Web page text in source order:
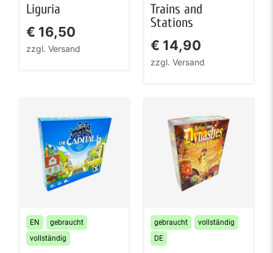
Liguria
€ 16,50
zzgl. Versand
Trains and
Stations
€ 14,90
zzgl. Versand
EN
gebraucht
vollständig
gebraucht
vollständig
DE